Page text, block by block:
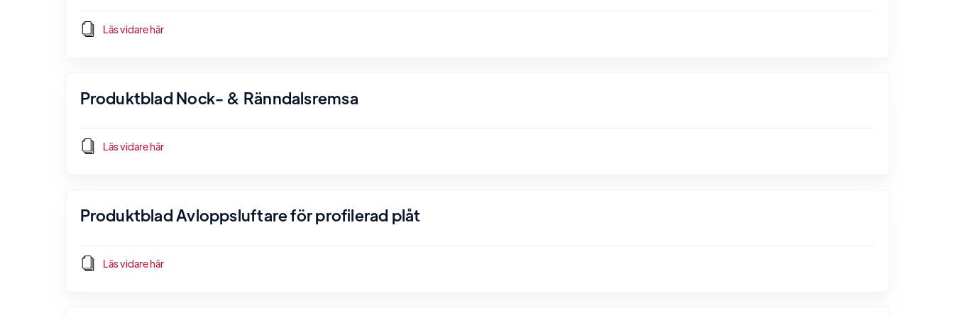
Läs vidare här
Produktblad Nock- & Ränndalsremsa
Läs vidare här
Produktblad Avloppsluftare för profilerad plåt
Läs vidare här